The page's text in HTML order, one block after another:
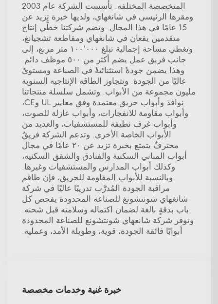
المتخصصة المختلفة. تأسست الشركة عام 2003
ومقرها الرئيسي في شانغهاي، ولديها خبرة تزيد عن
15 عامًا في هذا المجال. وتضم شركتنا خطَّي إنتاج
متقدمين يقعان في شانغهاي ومقاطعة تشجيانغ،
وتغطي مساحة إجمالية تبلغ ١٠٠٬٠٠٠ متر مربع، إلى
جانب فريق عمل يضم أكثر من ٥٠٠ موظف دائم.
وهذا يضمن جودةً استثنائيةً في الصناعة ومستوىً
عاليًا من الجودة. وتتجاوز الطاقة الإنتاجية السنوية
مليون مجموعة من الأبواب. وتشمل سلسلة منتجاتنا
نوافذ وأبواب حريق معتمدة وفق معايير UL وCE،
وأبواب مقاومة للانفجارات، وأبواب عازلة للصوت،
وأبواب غرف نظيفة للمستشفيات، والعديد من
الأبواب الخاصة الأخرى. وتدعم الشركة فريقٌ
محترفٌ يتمتع بخبرة تزيد عن ٢٠ عامًا في مجال
أبواب المباني السكنية والفنادق والشقق السكنية،
وكذلك أبواب المدارس والمستشفيات وغيرها.
وبالنسبة للأبواب المقاومة للحريق، فإن طاقم
مراقبة الجودة المُدرَّب تدريبًا عاليًا في شركة
شانغهاي شونتشونغ للصناعة المحدودة يفحص كل
باب بدقةٍ بالغة لضمان اكتماله وسلامته قبل شحنه.
وتوفر شركة شانغهاي شونتشونغ للصناعة المحدودة
أبوابًا فائقة الجودة، قوية، وطويلة الأمد، وعملية.
خبرة غنية وخدمات مخصصة